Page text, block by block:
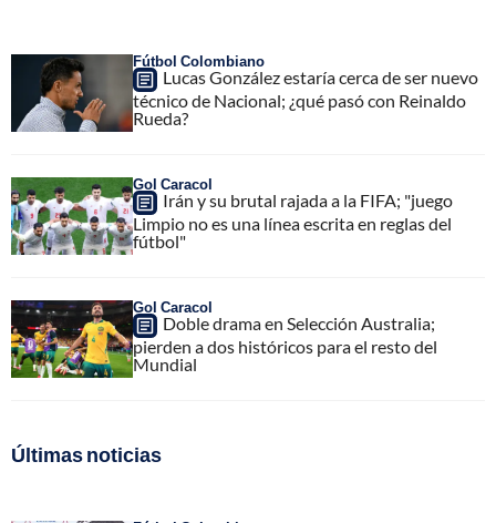
Fútbol Colombiano
Lucas González estaría cerca de ser nuevo
técnico de Nacional; ¿qué pasó con Reinaldo
Rueda?
Gol Caracol
Irán y su brutal rajada a la FIFA; "juego
Limpio no es una línea escrita en reglas del
fútbol"
Gol Caracol
Doble drama en Selección Australia;
pierden a dos históricos para el resto del
Mundial
Últimas noticias